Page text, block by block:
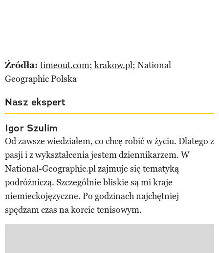
Źródła: timeout.com; krakow.pl; National
Geographic Polska
Nasz ekspert
Igor Szulim
Od zawsze wiedziałem, co chcę robić w życiu. Dlatego z
pasji i z wykształcenia jestem dziennikarzem. W
National-Geographic.pl zajmuje się tematyką
podróżniczą. Szczególnie bliskie są mi kraje
niemieckojęzyczne. Po godzinach najchętniej
spędzam czas na korcie tenisowym.